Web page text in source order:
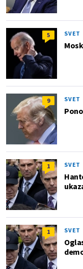
5 SVET
9 SVET
1 SVET
1 SVET